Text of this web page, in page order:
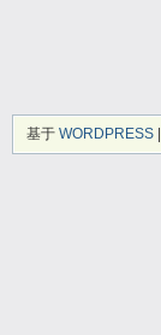
基于 WORDPRESS